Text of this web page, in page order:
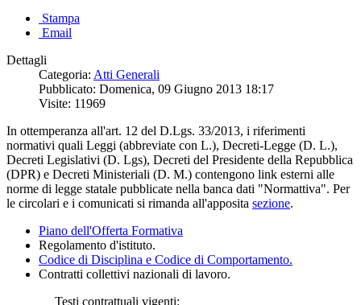
Stampa
Email
Dettagli
Categoria: Atti Generali
Pubblicato: Domenica, 09 Giugno 2013 18:17
Visite: 11969
In ottemperanza all'art. 12 del D.Lgs. 33/2013, i riferimenti
normativi quali Leggi (abbreviate con L.), Decreti-Legge (D. L.),
Decreti Legislativi (D. Lgs), Decreti del Presidente della Repubblica
(DPR) e Decreti Ministeriali (D. M.) contengono link esterni alle
norme di legge statale pubblicate nella banca dati "Normattiva". Per
le circolari e i comunicati si rimanda all'apposita sezione.
Piano dell'Offerta Formativa
Regolamento d'istituto.
Codice di Disciplina e Codice di Comportamento.
Contratti collettivi nazionali di lavoro.
Testi contrattuali vigenti: